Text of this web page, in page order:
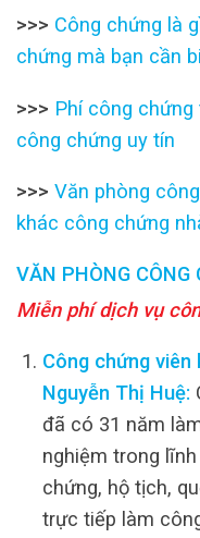
>>> Công chứng là
chứng mà bạn cần
>>> Phí công
công chứng uy tín
>>> Văn phòng
khác công chứng
VĂN PHÒNG CÔNG
Miễn phí dịch vụ
Công chứng
Nguyễn Thị Huệ:
đã có 31 năm
nghiệm trong
chứng, hộ tịch,
trực tiếp làm